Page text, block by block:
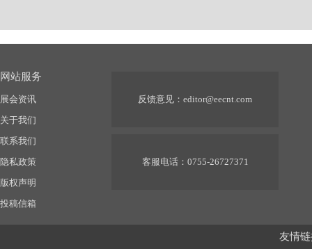
网站服务
展会资讯
关于我们
联系我们
隐私政策
版权声明
投稿信箱
反馈意见： editor@eecnt.com
客服电话：0755-26727371
友情